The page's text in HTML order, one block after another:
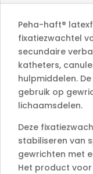
Peha-haft®
fixatiezwachtel
secundaire
katheters,
hulpmiddelen.
gebruik op
lichaamsdelen.
Deze
stabiliseren van
gewrichten met
Het product